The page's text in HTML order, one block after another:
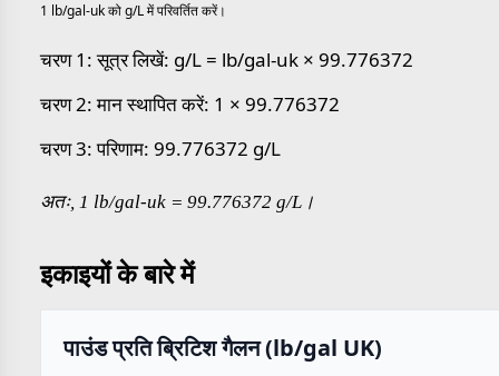
1 lb/gal-uk को g/L में परिवर्तित करें।
चरण 1: सूत्र लिखें: g/L = lb/gal-uk × 99.776372
चरण 2: मान स्थापित करें: 1 × 99.776372
चरण 3: परिणाम: 99.776372 g/L
अतः, 1 lb/gal-uk = 99.776372 g/L।
इकाइयों के बारे में
पाउंड प्रति ब्रिटिश गैलन (lb/gal UK)